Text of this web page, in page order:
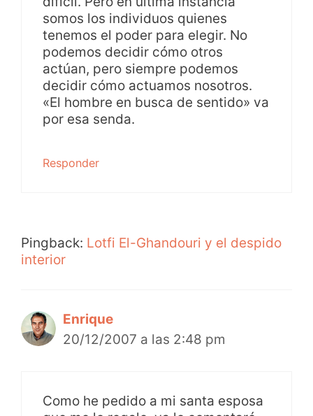
somos los individuos quienes
tenemos el poder para elegir. No
podemos decidir cómo otros
actúan, pero siempre podemos
decidir cómo actuamos nosotros.
«El hombre en busca de sentido» va
por esa senda.
Responder
Pingback: Lotfi El-Ghandouri y el despido
interior
Enrique
20/12/2007 a las 2:48 pm
Como he pedido a mi santa esposa